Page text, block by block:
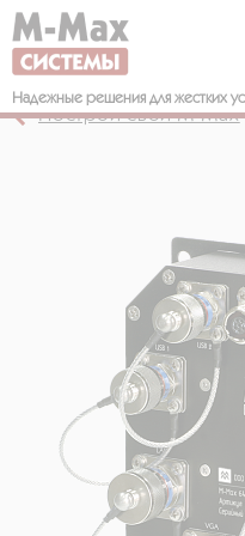
Надежные решения для жестких
Построй свой М-Мах